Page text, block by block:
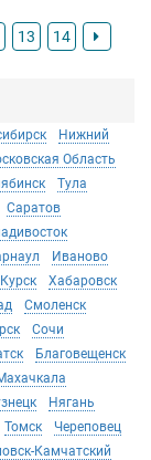
13 14
Нижний
Область
Тула
Саратов
Иваново
Курск
Хабаровск
Смоленск
Сочи
Благовещенск
Нягань
Томск
Череповец
Камчатский